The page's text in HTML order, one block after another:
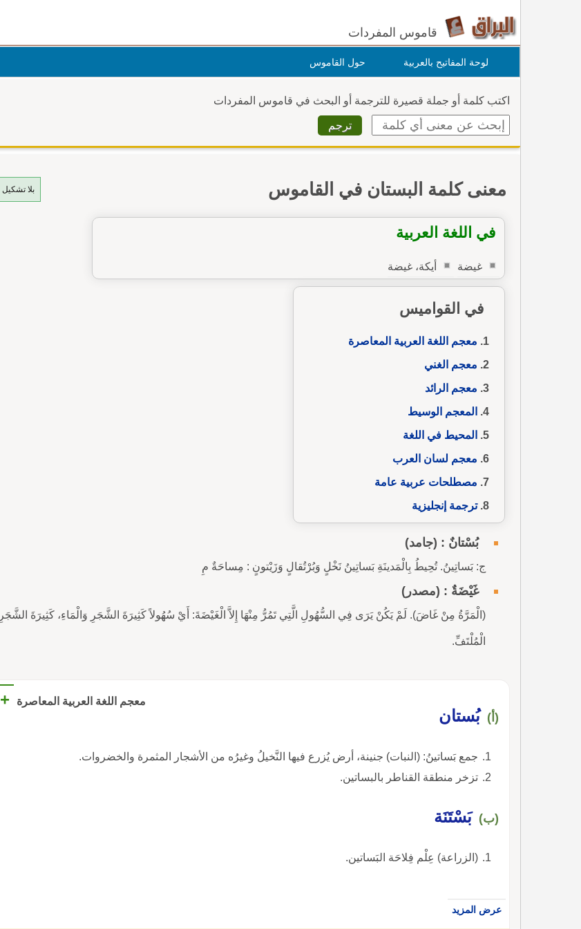
قاموس المفردات
لوحة المفاتيح بالعربية حول القاموس
اكتب كلمة أو جملة قصيرة للترجمة أو البحث في قاموس المفردات
بلا تشكيل معنى كلمة البستان في القاموس
في اللغة العربية
غيضة أيكة، غيضة
في القواميس
معجم اللغة العربية المعاصرة
معجم الغني
معجم الرائد
المعجم الوسيط
المحيط في اللغة
معجم لسان العرب
مصطلحات عربية عامة
ترجمة إنجليزية
بُسْتانٌ : (جامد)
ج: بَساتِينُ. تُحِيطُ بِالْمَدينَةِ بَساتِينُ نَخْلٍ وَبُرْتُقالٍ وَزَيْتونٍ : مِساحَةٌ مِ
غَيْضَةٌ : (مصدر)
(الْمَرَّةُ مِنْ غَاضَ). لَمْ يَكُنْ يَرَى فِي السُّهُولِ الَّتِي تَمُرُّ مِنْهَا إِلاَّ الْغَيْضَةَ: أَيْ سُهُولاً كَثِيرَةَ الشَّجَرِ وَالْمَاءِ، كَثِيرَةَ الشَّجَرِ
الْمُلْتَفِّ.
معجم اللغة العربية المعاصرة +
(أ) بُستان
جمع بَساتينُ: (النبات) جنينة، أرض يُزرع فيها النَّخيلُ وغيرُه من الأشجار المثمرة والخضروات.
تزخر منطقة القناطر بالبساتين.
(ب) بَسْتَنَة
(الزراعة) عِلْم فِلاحَة البَساتين.
عرض المزيد